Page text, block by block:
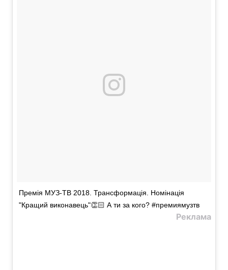
Премія МУЗ-ТВ 2018. Трансформація. Номінація
"Кращий виконавець"👏🏻 А ти за кого? #премиямузтв
Реклама